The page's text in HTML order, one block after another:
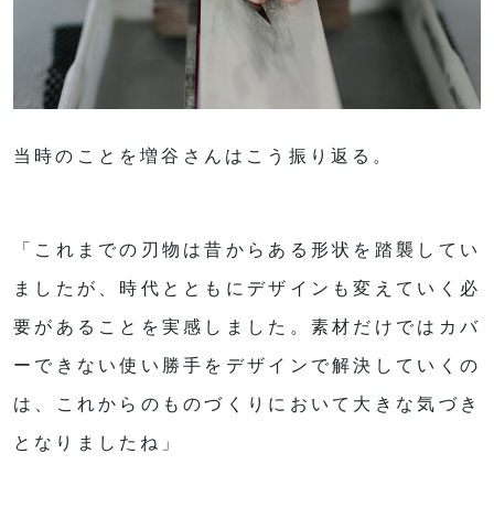
当時のことを増谷さんはこう振り返る。
「これまでの刃物は昔からある形状を踏襲してい
ましたが、時代とともにデザインも変えていく必
要があることを実感しました。素材だけではカバ
ーできない使い勝手をデザインで解決していくの
は、これからのものづくりにおいて大きな気づき
となりましたね」